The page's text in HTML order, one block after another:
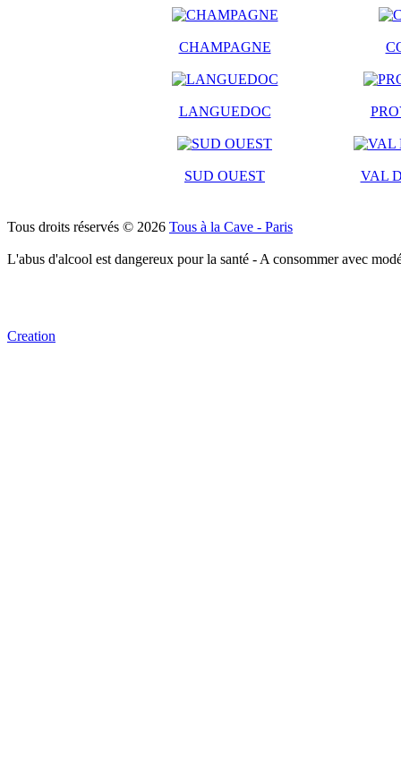
CHAMPAGNE
LANGUEDOC
SUD OUEST VAL
Tous droits réservés © 2026 Tous à la Cave - Paris
L'abus d'alcool est dangereux pour la santé - A consommer avec
Creation